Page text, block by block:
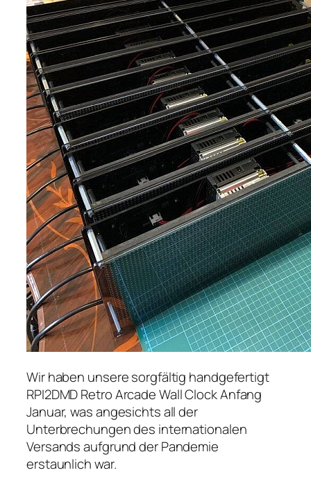
Wir haben unsere sorgfältig handgefertigt
RPI2DMDRetro Arcade Wall Clock Anfang
Januar, was angesichts all der
Unterbrechungen des internationalen
Versands aufgrund der Pandemie
erstaunlich war.